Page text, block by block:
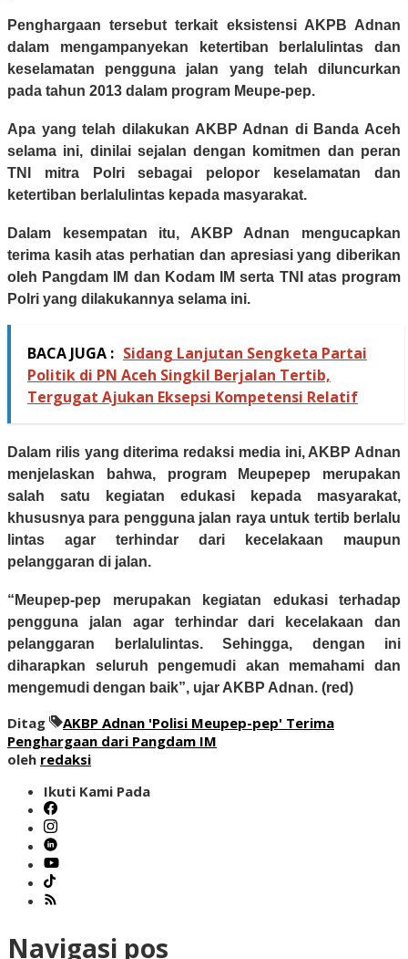
Penghargaan tersebut terkait eksistensi AKPB Adnan
dalam mengampanyekan ketertiban berlalulintas dan
keselamatan pengguna jalan yang telah diluncurkan
pada tahun 2013 dalam program Meupe-pep.
Apa yang telah dilakukan AKBP Adnan di Banda Aceh
selama ini, dinilai sejalan dengan komitmen dan peran
TNI mitra Polri sebagai pelopor keselamatan dan
ketertiban berlalulintas kepada masyarakat.
Dalam kesempatan itu, AKBP Adnan mengucapkan
terima kasih atas perhatian dan apresiasi yang diberikan
oleh Pangdam IM dan Kodam IM serta TNI atas program
Polri yang dilakukannya selama ini.
BACA JUGA : Sidang Lanjutan Sengketa Partai
Politik di PN Aceh Singkil Berjalan Tertib,
Tergugat Ajukan Eksepsi Kompetensi Relatif
Dalam rilis yang diterima redaksi media ini, AKBP Adnan
menjelaskan bahwa, program Meupepep merupakan
salah satu kegiatan edukasi kepada masyarakat,
khususnya para pengguna jalan raya untuk tertib berlalu
lintas agar terhindar dari kecelakaan maupun
pelanggaran di jalan.
“Meupep-pep merupakan kegiatan edukasi terhadap
pengguna jalan agar terhindar dari kecelakaan dan
pelanggaran berlalulintas. Sehingga, dengan ini
diharapkan seluruh pengemudi akan memahami dan
mengemudi dengan baik”, ujar AKBP Adnan. (red)
Ditag
AKBP Adnan 'Polisi Meupep-pep' Terima
Penghargaan dari Pangdam IM
oleh redaksi
Ikuti Kami Pada
Navigasi pos